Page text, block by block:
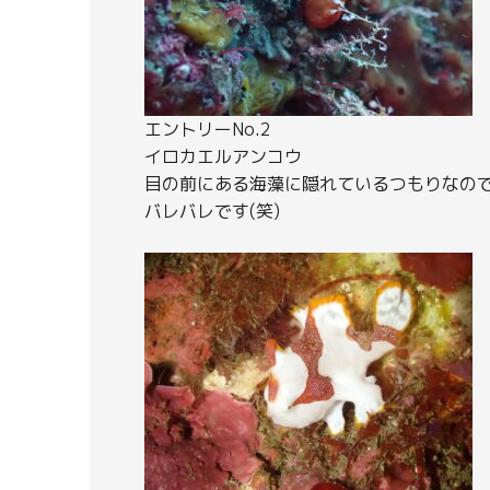
エントリーNo.2
イロカエルアンコウ
目の前にある海藻に隠れているつもりなの
バレバレです(笑)